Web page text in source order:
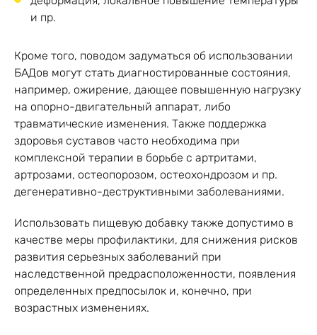
и пр.
Кроме того, поводом задуматься об использовании
БАДов могут стать диагностированные состояния,
например, ожирение, дающее повышенную нагрузку
на опорно-двигательный аппарат, либо
травматические изменения. Также поддержка
здоровья суставов часто необходима при
комплексной терапии в борьбе с артритами,
артрозами, остеопорозом, остеохондрозом и пр.
дегенеративно-деструктивными заболеваниями.
Использовать пищевую добавку также допустимо в
качестве меры профилактики, для снижения рисков
развития серьезных заболеваний при
наследственной предрасположенности, появления
определенных предпосылок и, конечно, при
возрастных изменениях.